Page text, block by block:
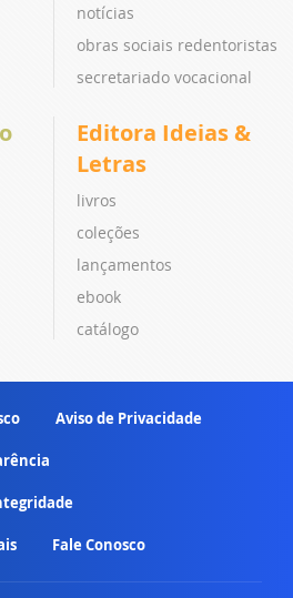
notícias
obras sociais redentoristas
secretariado vocacional
Editora Ideias &
Letras
livros
coleções
lançamentos
ebook
catálogo
Aviso de Privacidade
Fale Conosco